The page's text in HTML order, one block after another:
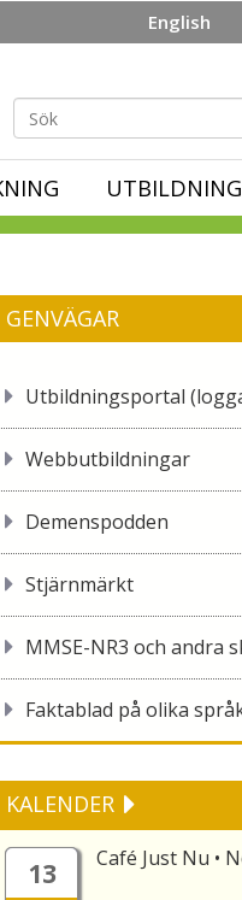
English
Sökformulär
UTBILDNING
GENVÄGAR
Utbildningsportal
Webbutbildningar
Demenspodden
Stjärnmärkt
MMSE-NR3 och andra
Faktablad på olika
KALENDER
13 Café Just Nu •